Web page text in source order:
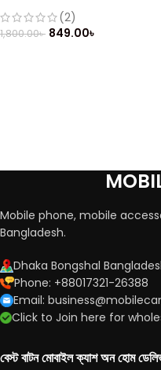
(2)
1,800.00৳ 849.00৳
Mobile phone, mobile
Bangladesh.
Dhaka Bongshal
Phone: +88017321-26388
Email:
Click to Join here for
বেস্ট বাটন মোবাইল ক্যাশ অন হোম